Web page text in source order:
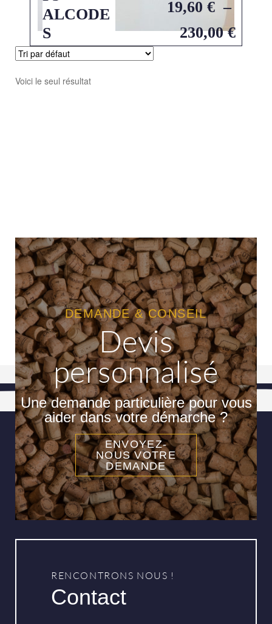
ALCODE
S
19,60 € –
230,00€
Voici le seul résultat
DEMANDE & CONSEIL
Devis
personnalisé
Une demande particulière pour vous
aider dans votre démarche ?
ENVOYEZ-
NOUS VOTRE
DEMANDE
RENCONTRONS NOUS !
Contact